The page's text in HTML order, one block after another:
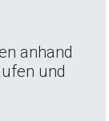
anhand
und